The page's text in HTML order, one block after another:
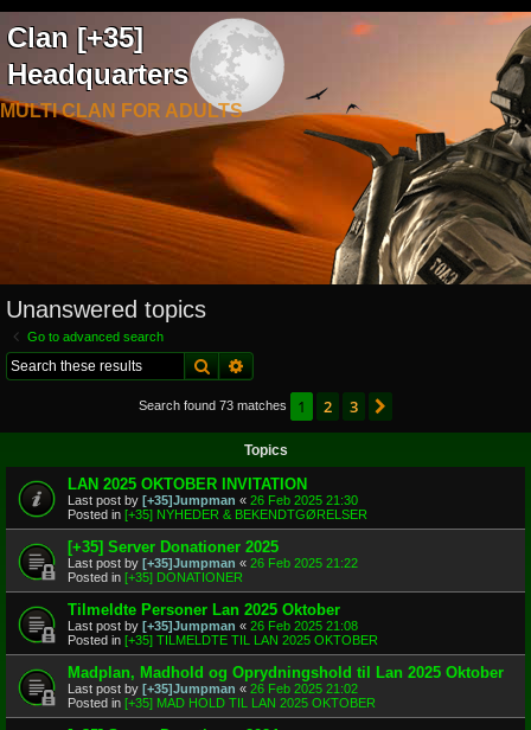
Clan [+35]
Headquarters
MULTI CLAN FOR ADULTS
Unanswered topics
Go to advanced search
Search
Search found 73 matches 1 2 3
Topics
LAN 2025 OKTOBER INVITATION
Last post by [+35]Jumpman « 26 Feb 2025 21:30
Posted in [+35] NYHEDER & BEKENDTGØRELSER
[+35] Server Donationer 2025
Last post by [+35]Jumpman « 26 Feb 2025 21:22
Posted in [+35] DONATIONER
Tilmeldte Personer Lan 2025 Oktober
Last post by [+35]Jumpman « 26 Feb 2025 21:08
Posted in [+35] TILMELDTE TIL LAN 2025 OKTOBER
Madplan, Madhold og Oprydningshold til Lan 2025 Oktober
Last post by [+35]Jumpman « 26 Feb 2025 21:02
Posted in [+35] MAD HOLD TIL LAN 2025 OKTOBER